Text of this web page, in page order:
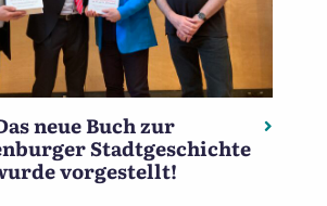
AB (Ausstellung 21.6. bis 8.9. 2024)
neue Buch zur
Stadtgeschichte
vorgestellt!